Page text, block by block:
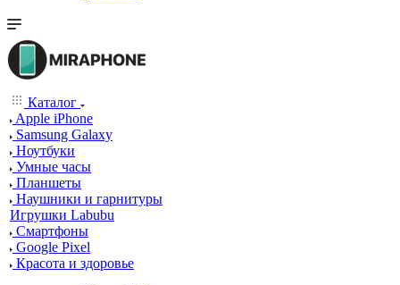
Каталог
Apple iPhone
Samsung Galaxy
Ноутбуки
Умные часы
Планшеты
Наушники и гарнитуры
Игрушки Labubu
Смартфоны
Google Pixel
Красота и здоровье